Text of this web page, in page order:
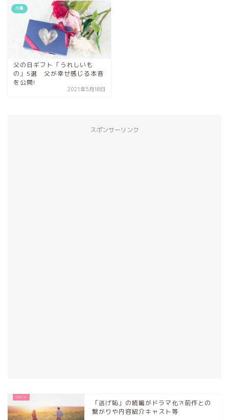
行事
父の日ギフト「うれしいも
の」5選 父が幸せ感じる本音
を公開!
2021年5月18日
スポンサーリンク
「逃げ恥」の続編がドラマ化⁈前作との
繋がりや内容紹介キャスト等